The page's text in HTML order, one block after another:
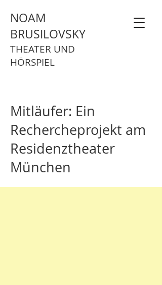
NOAM
BRUSILOVSKY
THEATER UND
HÖRSPIEL
Mitläufer: Ein
Rechercheprojekt am
Residenztheater
München